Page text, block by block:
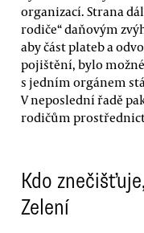
organizací. Strana
rodiče“ daňovým
aby část plateb a
pojištění, bylo
s jedním orgánem
V neposlední řadě
rodičům
Kdo
Zelení